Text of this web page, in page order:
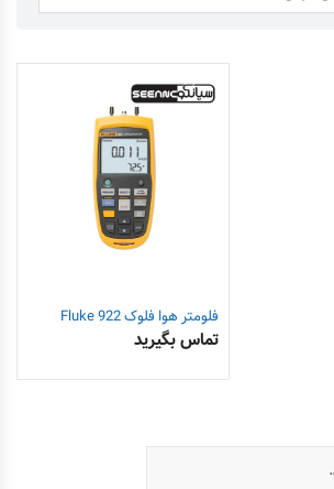
فلومتر هوا فلوک Fluke 922
تماس بگیرید